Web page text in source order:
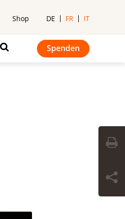
Shop DE FR IT
Spenden